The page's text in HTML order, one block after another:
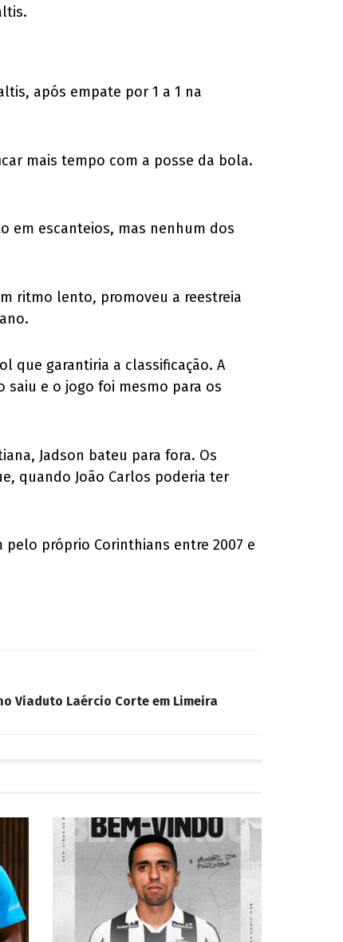
após empate por 1 a 1 na
mais tempo com a posse da bola.
em escanteios, mas nenhum dos
ritmo lento, promoveu a reestreia
que garantiria a classificação. A
e o jogo foi mesmo para os
Jadson bateu para fora. Os
quando João Carlos poderia ter
próprio Corinthians entre 2007 e
Viaduto Laércio Corte em Limeira